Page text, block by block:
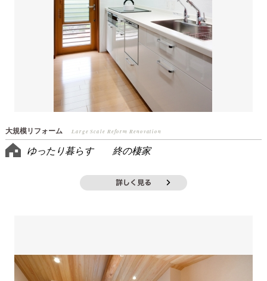
大規模リフォーム Large Scale Reform Renovation
ゆったり暮らす 終の棲家